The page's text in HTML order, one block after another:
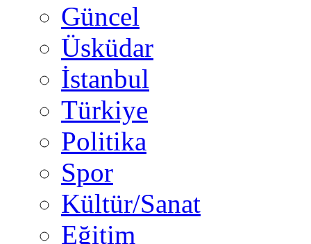
Güncel
Üsküdar
İstanbul
Türkiye
Politika
Spor
Kültür/Sanat
Eğitim